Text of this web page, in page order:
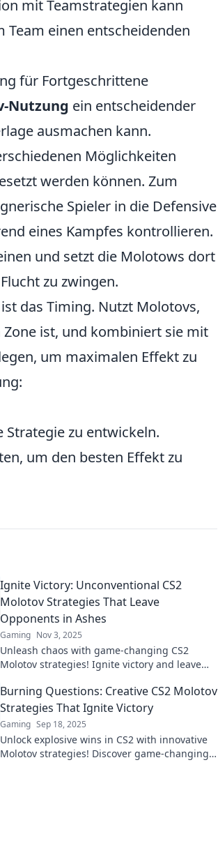
mit Teamstrategien kann
Team einen entscheidenden
für Fortgeschrittene
Nutzung ein entscheidender
ausmachen kann.
Möglichkeiten
werden können. Zum
Spieler in die Defensive
eines Kampfes kontrollieren.
und setzt die Molotows dort
zu zwingen.
ist das Timing. Nutzt Molotovs,
ist, und kombiniert sie mit
um maximalen Effekt zu
zu entwickeln.
um den besten Effekt zu
Ignite Victory: Unconventional CS2
Molotov Strategies That Leave
Opponents in Ashes
Gaming Nov 3, 2025
Unleash chaos with game-changing CS2
Molotov strategies! Ignite victory and leave
weapon now!
Burning Questions: Creative CS2 Molotov
Strategies That Ignite Victory
Gaming Sep 18, 2025
Unlock explosive wins in CS2 with innovative
Molotov strategies! Discover game-changing